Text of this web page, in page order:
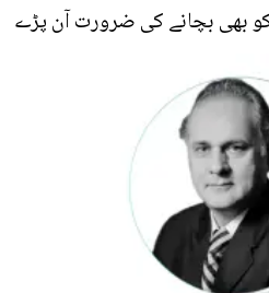
بھی بچانے کی ضرورت آن پڑے